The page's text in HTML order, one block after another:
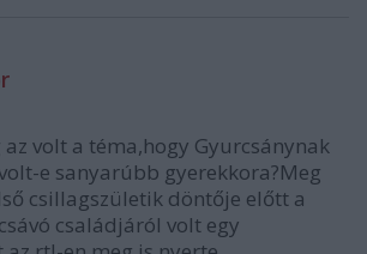
volt a téma,hogy Gyurcsánynak
e sanyarúbb gyerekkora?Meg
csillagszületik döntője előtt a
családjáról volt egy